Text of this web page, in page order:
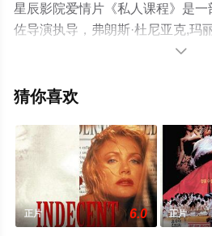
星辰影院爱情片《私人课程》是一
佐导演执导，弗朗斯·杜尼亚克,玛
旺
机免费观看高清无删减完整版电影
了解。

猜你喜欢
正片 6.0 正片